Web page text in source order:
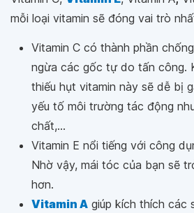
mỗi loại vitamin sẽ đóng vai trò
Vitamin C có thành phần
ngừa các gốc tự do tấn công.
thiếu hụt vitamin này sẽ dễ bị
yếu tố môi trường tác động
chất,...
Vitamin E nổi tiếng với công
Nhờ vậy, mái tóc của bạn sẽ
hơn.
Vitamin A giúp kích thích các